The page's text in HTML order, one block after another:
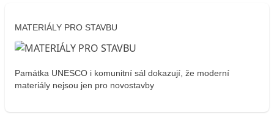
MATERIÁLY PRO STAVBU
Památka UNESCO i komunitní sál dokazují, že moderní
materiály nejsou jen pro novostavby